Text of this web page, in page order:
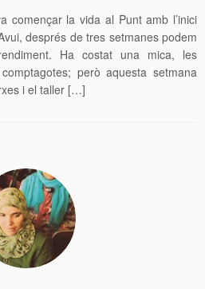
començar la vida al Punt amb l’inici
després de tres setmanes podem
Ha costat una mica, les
però aquesta setmana
i el taller […]